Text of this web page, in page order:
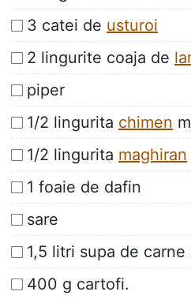
3 catei de usturoi
2 lingurite coaja de
piper
1/2 lingurita chimen
1/2 lingurita maghiran
1 foaie de dafin
sare
1,5 litri supa de carne
400 g cartofi.